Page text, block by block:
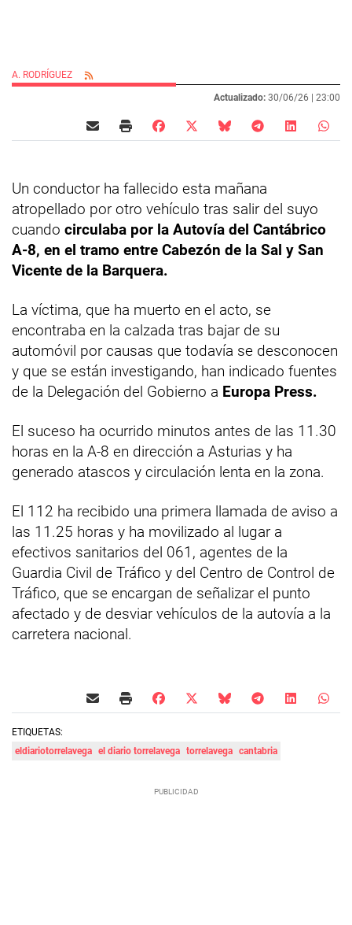
A. RODRÍGUEZ
Actualizado: 30/06/26 | 23:00
Un conductor ha fallecido esta mañana
atropellado por otro vehículo tras salir del suyo
cuando circulaba por la Autovía del Cantábrico
A-8, en el tramo entre Cabezón de la Sal y San
Vicente de la Barquera.
La víctima, que ha muerto en el acto, se
encontraba en la calzada tras bajar de su
automóvil por causas que todavía se desconocen
y que se están investigando, han indicado fuentes
de la Delegación del Gobierno a Europa Press.
El suceso ha ocurrido minutos antes de las 11.30
horas en la A-8 en dirección a Asturias y ha
generado atascos y circulación lenta en la zona.
El 112 ha recibido una primera llamada de aviso a
las 11.25 horas y ha movilizado al lugar a
efectivos sanitarios del 061, agentes de la
Guardia Civil de Tráfico y del Centro de Control de
Tráfico, que se encargan de señalizar el punto
afectado y de desviar vehículos de la autovía a la
carretera nacional.
ETIQUETAS:
eldiariotorrelavega el diario torrelavega torrelavega cantabria